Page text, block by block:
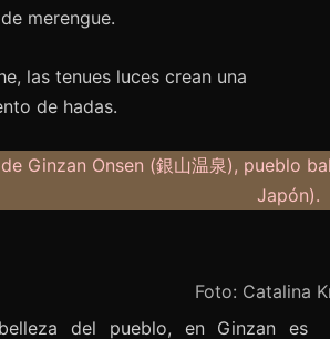
merengue.
las tenues luces crean una
de hadas.
Foto: Catalina
del pueblo, en Ginzan es